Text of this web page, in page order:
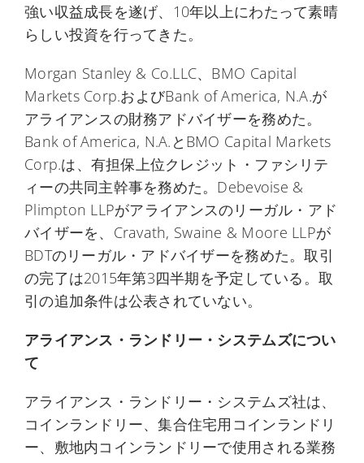
強い収益成長を遂げ、10年以上にわたって素晴
らしい投資を行ってきた。
Morgan Stanley & Co.LLC、BMO Capital
Markets Corp.およびBank of America, N.A.が
アライアンスの財務アドバイザーを務めた。
Bank of America, N.A.とBMO Capital Markets
Corp.は、有担保上位クレジット・ファシリテ
ィーの共同主幹事を務めた。Debevoise &
Plimpton LLPがアライアンスのリーガル・アド
バイザーを、Cravath, Swaine & Moore LLPが
BDTのリーガル・アドバイザーを務めた。取引
の完了は2015年第3四半期を予定している。取
引の追加条件は公表されていない。
アライアンス・ランドリー・システムズについ
て
アライアンス・ランドリー・システムズ社は、
コインランドリー、集合住宅用コインランドリ
ー、敷地内コインランドリーで使用される業務